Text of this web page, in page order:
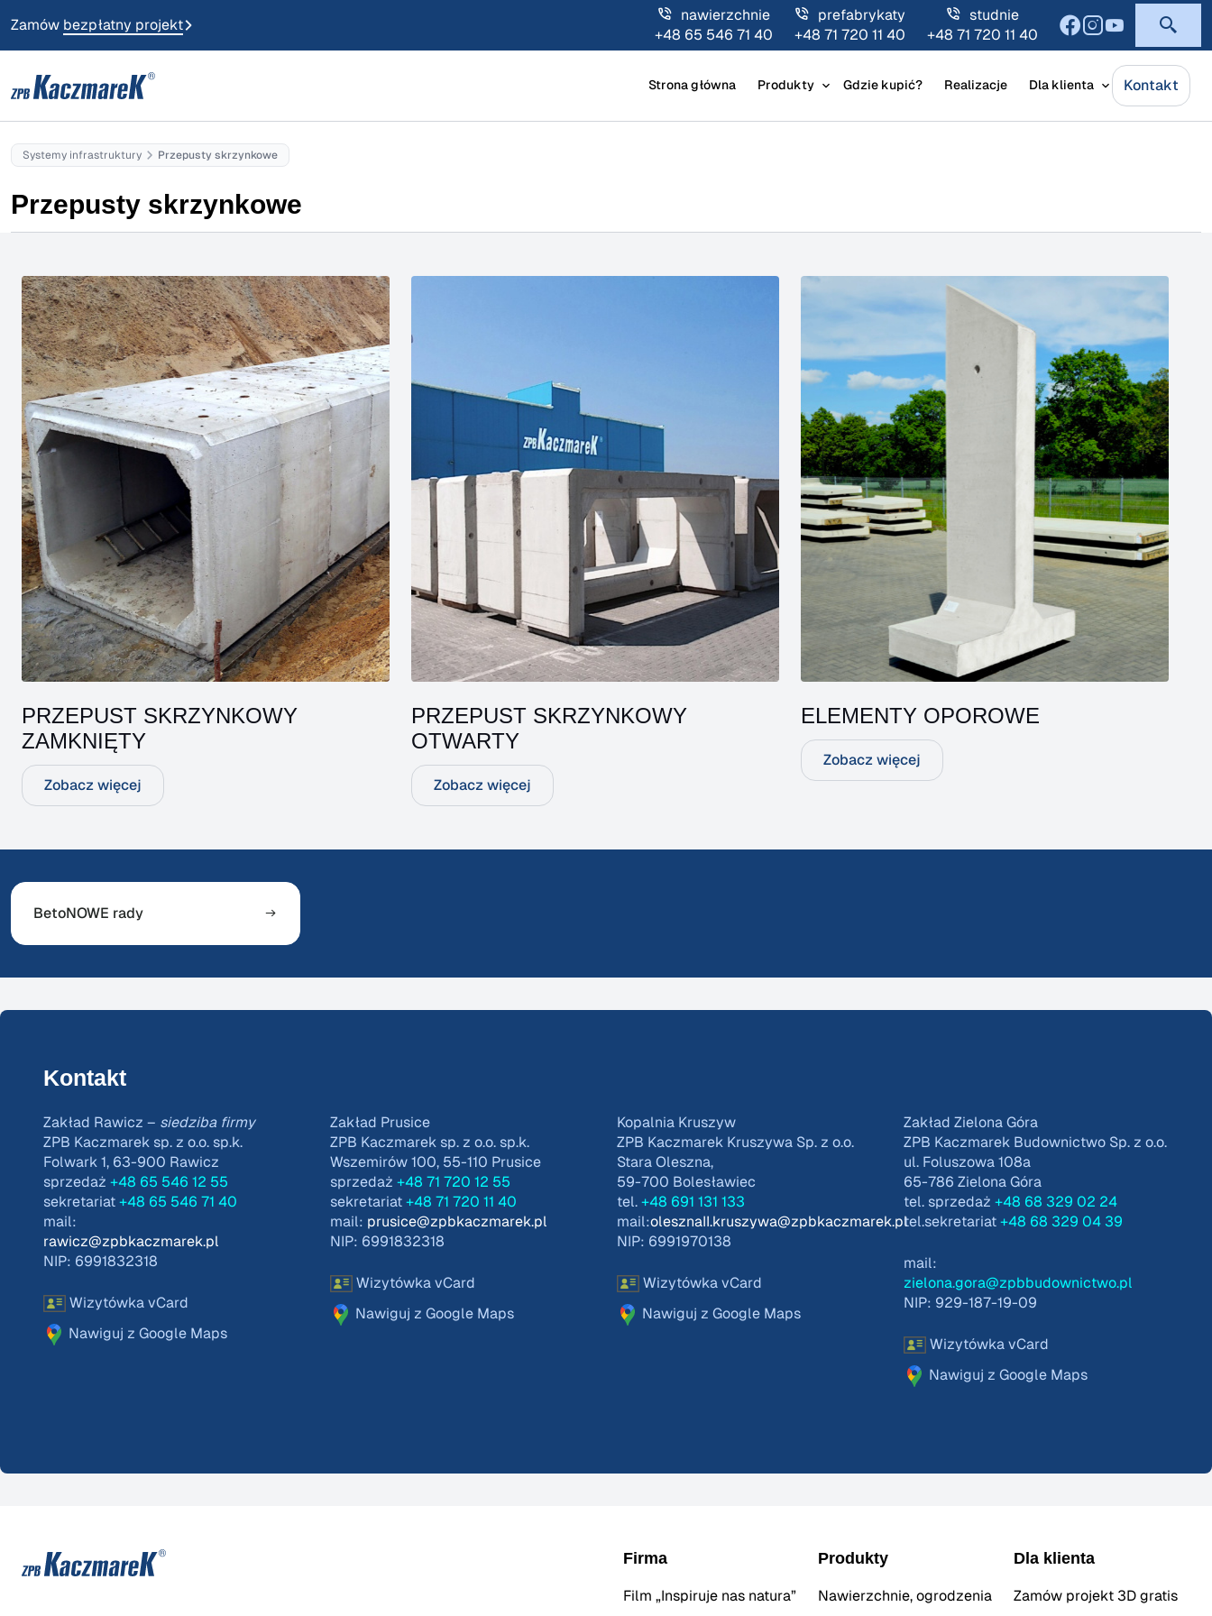
Zamów bezpłatny projekt
nawierzchnie
+48 65 546 71 40
prefabrykaty
+48 71 720 11 40
studnie
+48 71 720 11 40
Strona główna Produkty Gdzie kupić? Realizacje Dla klienta Kontakt
Systemy infrastruktury Przepusty skrzynkowe
Przepusty skrzynkowe
PRZEPUST SKRZYNKOWY
ZAMKNIĘTY
Zobacz więcej
PRZEPUST SKRZYNKOWY
OTWARTY
Zobacz więcej
ELEMENTY OPOROWE
Zobacz więcej
BetoNOWE rady
Kontakt
Zakład Rawicz – siedziba firmy
ZPB Kaczmarek sp. z o.o. sp.k.
Folwark 1, 63-900 Rawicz
sprzedaż +48 65 546 12 55
sekretariat +48 65 546 71 40
mail:
rawicz@zpbkaczmarek.pl
NIP: 6991832318
Wizytówka vCard
Nawiguj z Google Maps
Zakład Prusice
ZPB Kaczmarek sp. z o.o. sp.k.
Wszemirów 100, 55-110 Prusice
sprzedaż +48 71 720 12 55
sekretariat +48 71 720 11 40
mail: prusice@zpbkaczmarek.pl
NIP: 6991832318
Wizytówka vCard
Nawiguj z Google Maps
Kopalnia Kruszyw
ZPB Kaczmarek Kruszywa Sp. z o.o.
Stara Oleszna,
59-700 Bolesławiec
tel. +48 691 131 133
mail:olesznaII.kruszywa@zpbkaczmarek.pl
NIP: 6991970138
Wizytówka vCard
Nawiguj z Google Maps
Zakład Zielona Góra
ZPB Kaczmarek Budownictwo Sp. z o.o.
ul. Foluszowa 108a
65-786 Zielona Góra
tel. sprzedaż +48 68 329 02 24
tel.sekretariat +48 68 329 04 39
mail:
zielona.gora@zpbbudownictwo.pl
NIP: 929-187-19-09
Wizytówka vCard
Nawiguj z Google Maps
Firma
Film „Inspiruje nas natura”
Produkty
Nawierzchnie, ogrodzenia
Dla klienta
Zamów projekt 3D gratis